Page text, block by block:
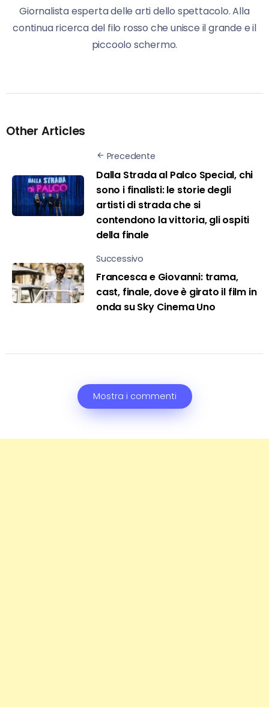
Giornalista esperta delle arti dello spettacolo. Alla
continua ricerca del filo rosso che unisce il grande e il
piccoolo schermo.
Other Articles
Precedente
Dalla Strada al Palco Special, chi
sono i finalisti: le storie degli
artisti di strada che si
contendono la vittoria, gli ospiti
della finale
Successivo
Francesca e Giovanni: trama,
cast, finale, dove è girato il film in
onda su Sky Cinema Uno
Mostra i commenti